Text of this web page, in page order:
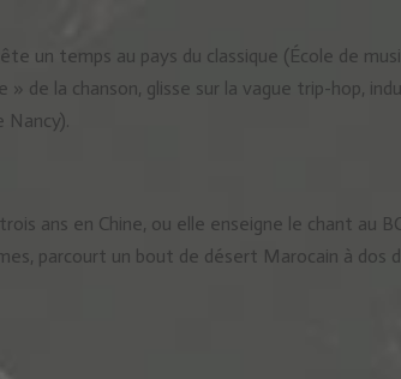
un temps au pays du classique (École de
de la chanson, glisse sur la vague trip-hop,
Nancy).
ans en Chine, ou elle enseigne le chant au
parcourt un bout de désert Marocain à dos